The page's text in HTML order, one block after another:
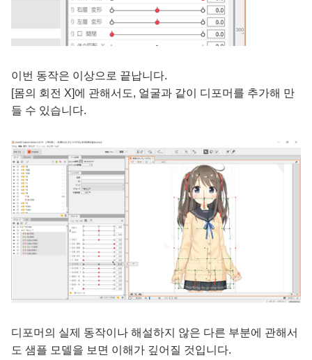
이번 동작은 이상으로 끝납니다.
[몸의 회전 X]에 관해서도, 얼굴과 같이 디포머를 추가해 만
들 수 있습니다.
디포머의 실제 동작이나 해설하지 않은 다른 부분에 관해서
도 샘플 모델을 보면 이해가 깊어질 것입니다.